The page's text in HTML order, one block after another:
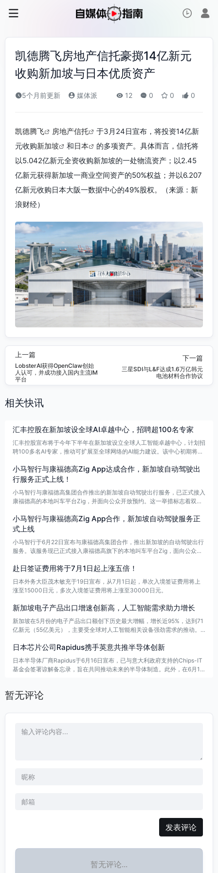
凯德腾飞房地产信托豪掷14亿新元
收购新加坡与日本优质资产
5个月前更新 媒体派 12 0 0 0
凯德腾飞 房地产信托
于3月24日宣布，将投资14亿新
元收购新加坡 和日本
的多项资产。具体而言，信托将
以5.042亿新元全资收购新加坡的一处物流资产；以2.45
亿新元获得新加坡一商业空间资产的50%权益；并以6.207
亿新元收购日本大阪一数据中心的49%股权。（来源：新
浪财经）
上一篇
LobsterAI获得OpenClaw创始
人认可，并成功接入国内主流IM
平台
下一篇
三星SDI与L&F达成1.6万亿韩元
电池材料合作协议
相关快讯
汇丰控股在新加坡设全球AI卓越中心，招聘超100名专家
汇丰控股宣布将于今年下半年在新加坡设立全球人工智能卓越中心，计划招
聘100多名AI专家，推动可扩展至全球网络的AI能力建设。该中心初期将聚
AI赋能的数字支付服务。
小马智行与康福德高Zig App达成合作，新加坡自动驾驶出
行服务正式上线！
小马智行与康福德高集团合作推出的新加坡自动驾驶出行服务，已正式接入
康福德高的本地叫车平台Zig，并面向公众开放预约。这一举措标志着双方
“小马智行”的“中国+海外”双引擎战略发展。
小马智行与康福德高Zig App合作，新加坡自动驾驶服务正
式上线
小马智行于6月22日宣布与康福德高集团合作，推出新加坡的自动驾驶出行
服务。该服务现已正式接入康福德高旗下的本地叫车平台Zig，面向公众全
赴日签证费用将于7月1日起上涨五倍！
日本外务大臣茂木敏充于19日宣布，从7月1日起，单次入境签证费用将上
涨至15000日元，多次入境签证费用将上涨至30000日元。
新加坡电子产品出口增速创新高，人工智能需求助力增长
新加坡在5月份的电子产品出口额创下历史最大增幅，增长近95%，达到71
亿新元（55亿美元），主要受全球对人工智能相关设备强劲需求的推动。
增幅接近81%。
日本芯片公司Rapidus携手英意共推半导体创新
日本半导体厂商Rapidus于6月16日宣布，已与意大利政府支持的Chips-IT
基金会签署谅解备忘录，旨在共同推动未来的半导体制造。此外，在6月15
暂无评论
发表评论
暂无评论...